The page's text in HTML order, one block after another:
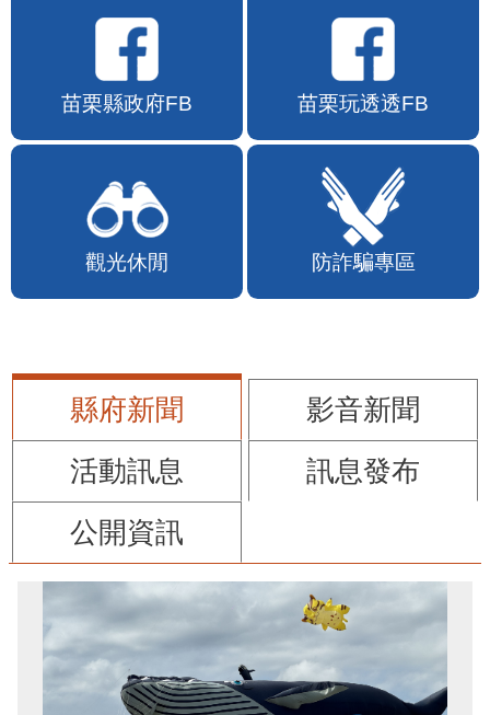
苗栗縣政府FB 苗栗玩透透FB
觀光休閒 防詐騙專區
縣府新聞
影音新聞
活動訊息
訊息發布
公開資訊